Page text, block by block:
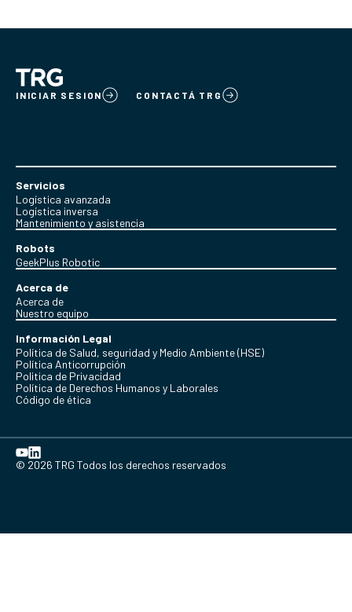
INICIAR SESION CONTACTÁ TRG
Servicios
Logística avanzada
Logística inversa
Mantenimiento y asistencia
Robots
GeekPlus Robotic
Acerca de
Acerca de
Nuestro equipo
Información Legal
Política de Salud, seguridad y Medio Ambiente (HSE)
Política Anticorrupción
Politica de Privacidad
Política de Derechos Humanos y Laborales
Código de ética
© 2026 TRG Todos los derechos reservados